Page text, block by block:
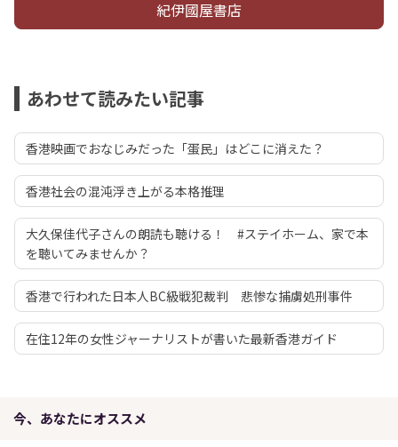
紀伊國屋書店
あわせて読みたい記事
香港映画でおなじみだった「蛋民」はどこに消えた？
香港社会の混沌浮き上がる本格推理
大久保佳代子さんの朗読も聴ける！ #ステイホーム、家で本
を聴いてみませんか？
香港で行われた日本人BC級戦犯裁判 悲惨な捕虜処刑事件
在住12年の女性ジャーナリストが書いた最新香港ガイド
今、あなたにオススメ